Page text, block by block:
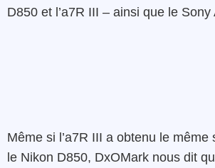
D850 et l’a7R III – ainsi que le Sony
Même si l’a7R III a obtenu le même
le Nikon D850, DxOMark nous dit